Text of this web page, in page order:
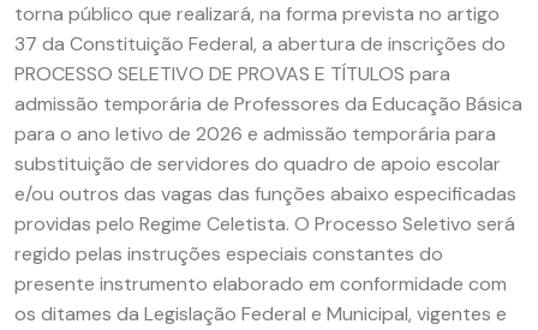
torna público que realizará, na forma prevista no artigo
37 da Constituição Federal, a abertura de inscrições do
PROCESSO SELETIVO DE PROVAS E TÍTULOS para
admissão temporária de Professores da Educação Básica
para o ano letivo de 2026 e admissão temporária para
substituição de servidores do quadro de apoio escolar
e/ou outros das vagas das funções abaixo especificadas
providas pelo Regime Celetista. O Processo Seletivo será
regido pelas instruções especiais constantes do
presente instrumento elaborado em conformidade com
os ditames da Legislação Federal e Municipal, vigentes e